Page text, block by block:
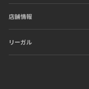
店舗情報
リーガル